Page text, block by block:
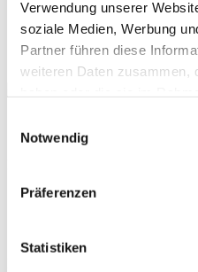
Verwendung unserer
soziale Medien, Werbung
Partner führen diese
weiteren Daten zusammen,
Notwendig
Präferenzen
Statistiken
Zusatzoptionen für
Ideal für Einzelobjekt-Aufträge